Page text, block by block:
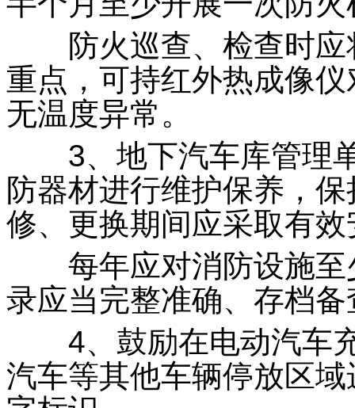
防火巡查、检查时应
重点，可持红外热成像
无温度异常。
3、地下汽车库管理单
防器材进行维护保养，
修、更换期间应采取有
每年应对消防设施至
录应当完整准确、存档备
4、鼓励在电动汽车充
汽车等其他车辆停放区域